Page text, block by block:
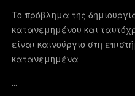
Το πρόβλημα της
κατανεμημένου και
είναι καινούργιο στη
κατανεμημένα